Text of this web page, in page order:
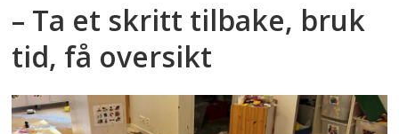
– Ta et skritt tilbake, bruk
tid, få oversikt